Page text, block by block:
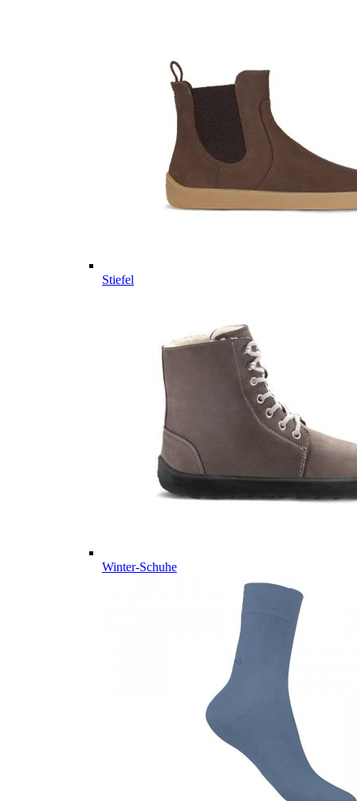
Stiefel
Winter-Schuhe